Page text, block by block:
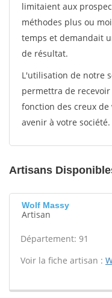
limitaient aux
méthodes plus ou
temps et demandait
de résultat.
L'utilisation de notre
permettra de
fonction des creux
avenir à votre société.
Artisans
Wolf Massy
Artisan
Département: 91
Voir la fiche artisan :